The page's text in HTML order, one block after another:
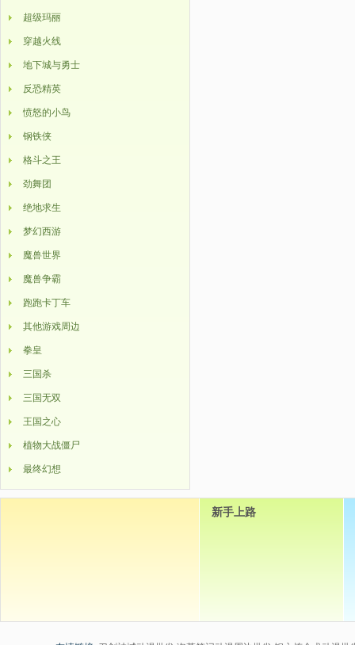
超级玛丽
穿越火线
地下城与勇士
反恐精英
愤怒的小鸟
钢铁侠
格斗之王
劲舞团
绝地求生
梦幻西游
魔兽世界
魔兽争霸
跑跑卡丁车
其他游戏周边
拳皇
三国杀
三国无双
王国之心
植物大战僵尸
最终幻想
新手上路